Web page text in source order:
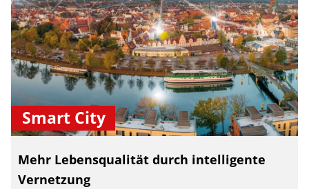
Smart City
Mehr Lebensqualität durch intelligente
Vernetzung